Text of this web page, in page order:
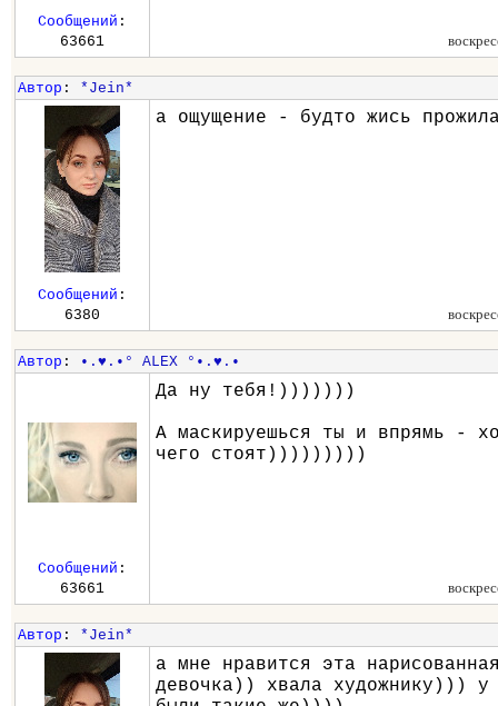
Сообщений :
63661
Автор : *Jein*
а ощущение - будто жись
Сообщений :
6380
Автор : •.♥.•° ALEX °•.♥.•
Да ну тебя!)))))))
А маскируешься ты и впрямь -
чего стоят)))))))))
Сообщений :
63661
Автор : *Jein*
а мне нравится эта
девочка)) хвала художнику))) у